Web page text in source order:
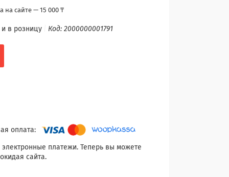
на сайте — 15 000 ₸
в розницу Код: 2000000001791
платежи. Теперь вы можете
сайта.